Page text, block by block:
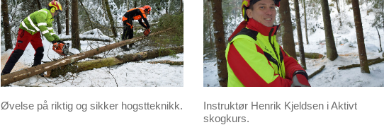
Øvelse på riktig og sikker hogstteknikk.
Instruktør Henrik Kjeldsen i Aktivt
skogkurs.